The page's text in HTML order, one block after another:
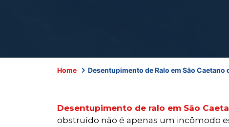
Home Desentupimento de Ralo em São Caetano
Desentupimento de ralo em São
obstruído não é apenas um incômodo